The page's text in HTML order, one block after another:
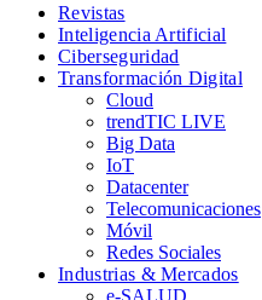
Revistas
Inteligencia Artificial
Ciberseguridad
Transformación Digital
Cloud
trendTIC LIVE
Big Data
IoT
Datacenter
Telecomunicaciones
Móvil
Redes Sociales
Industrias & Mercados
e-SALUD